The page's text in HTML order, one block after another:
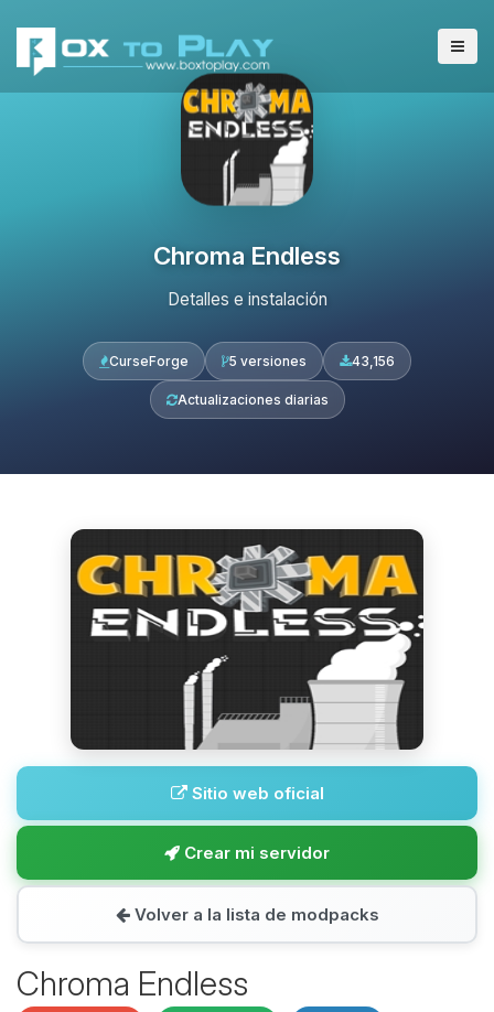
Chroma Endless
Detalles e instalación
CurseForge 5 versiones 43,156
Actualizaciones diarias
Sitio web oficial
Crear mi servidor
Volver a la lista de modpacks
Chroma Endless